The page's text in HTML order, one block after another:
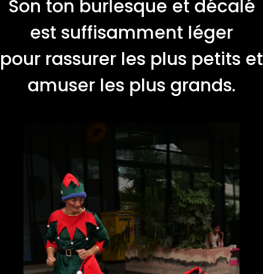
Son ton burlesque et décalé
est suffisamment léger
pour rassurer les plus petits et
amuser les plus grands.